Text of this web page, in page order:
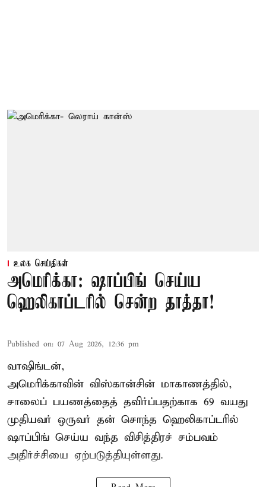
உலக செய்திகள்
அமெரிக்கா: ஷாப்பிங் செய்ய
ஹெலிகாப்டரில் சென்ற தாத்தா!
Published on: 07 Aug 2026, 12:36 pm
வாஷிங்டன்,
அமெரிக்காவின் விஸ்கான்சின் மாகாணத்தில்,
சாலைப் பயணத்தைத் தவிர்ப்பதற்காக 69 வயது
முதியவர் ஒருவர் தன் சொந்த ஹெலிகாப்டரில்
ஷாப்பிங் செய்ய வந்த விசித்திரச் சம்பவம்
அதிர்ச்சியை ஏற்படுத்தியுள்ளது.